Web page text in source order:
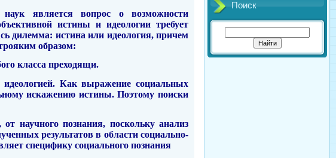
наук является вопрос о возможности
истины и идеологии требует
дилемма: истина или идеология, причем
образом:
класса преходящи.
Как выражение социальных
искажению истины. Поэтому поиски
научного познания, поскольку анализ
результатов в области социально-
специфику социального познания
Поиск